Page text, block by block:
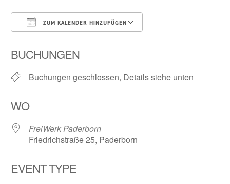
ZUM KALENDER HINZUFÜGEN
BUCHUNGEN
Buchungen geschlossen, Details siehe unten
WO
FreiWerk Paderborn
Friedrichstraße 25, Paderborn
EVENT TYPE